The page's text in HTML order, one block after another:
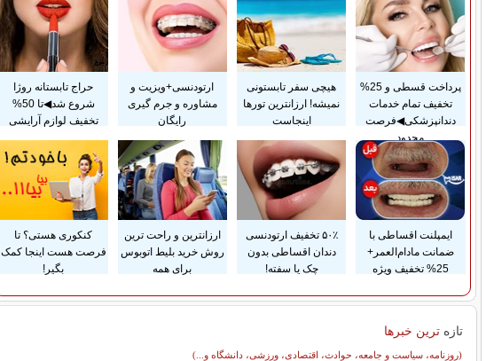
پرداخت قسطی و 25%
تخفیف تمام خدمات
دندانپزشکی◀فرصت
محدود
هیچی سفر تابستونی
نمیشه! ارزانترین تورها
اینجاست
ارتودنسی+ویزیت و
مشاوره و جرم گیری
رایگان
حراج تابستانه روژا
شروع شد◀تا 50%
تخفیف لوازم آرایشی
ایمپلنت اقساطی با
ضمانت مادام‌العمر+
25% تخفیف ویژه
۵۰٪ تخفیف ارتودنسی
دندان اقساطی بدون
چک یا سفته!
ارزانترین و راحت ترین
روش خرید بلیط اتوبوس
برای همه
کنکوری هستی؟ تا
فرصت هست اینجا کمک
بگیر!
تازه ترین خبرها
(روزنامه، سیاست و جامعه، حوادث، اقتصادی، ورزشی، دانشگاه و...)
سایر خبرهای داغ